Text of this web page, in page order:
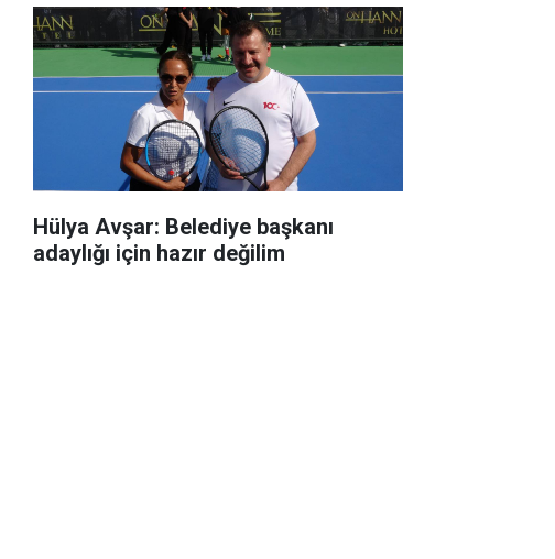
Hülya Avşar: Belediye başkanı
adaylığı için hazır değilim